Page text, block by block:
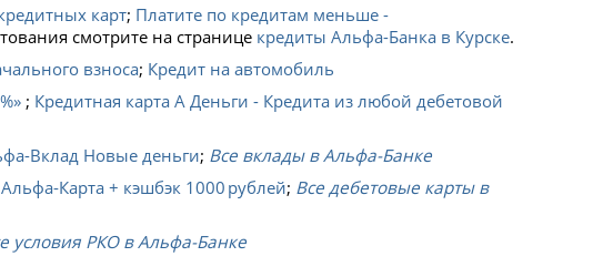
карт; Платите по кредитам меньше -
смотрите на странице кредиты Альфа-Банка в Курске.
взноса; Кредит на автомобиль
; Кредитная карта А Деньги - Кредита из любой дебетовой
Вклад Новые деньги; Все вклады в Альфа-Банке
Альфа‑Карта + кэшбэк 1000 рублей; Все дебетовые карты в
условия РКО в Альфа-Банке